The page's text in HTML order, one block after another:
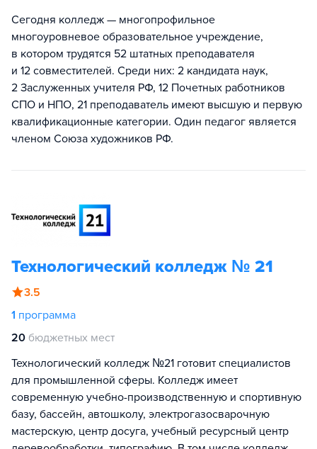
Сегодня колледж — многопрофильное
многоуровневое образовательное учреждение,
в котором трудятся 52 штатных преподавателя
и 12 совместителей. Среди них: 2 кандидата наук,
2 Заслуженных учителя РФ, 12 Почетных работников
СПО и НПО, 21 преподаватель имеют высшую и первую
квалификационные категории. Один педагог является
членом Союза художников РФ.
Технологический колледж № 21
3.5
1 программа
20 бюджетных мест
Технологический колледж №21 готовит специалистов
для промышленной сферы. Колледж имеет
современную учебно-производственную и спортивную
базу, бассейн, автошколу, электрогазосварочную
мастерскую, центр досуга, учебный ресурсный центр